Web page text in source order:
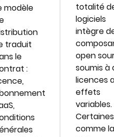
modèle
traduit
le
:
totalité
logiciels
intègre
open
soumis à
licences
effets
variables.
comme la